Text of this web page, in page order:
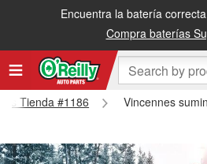
Encuentra la batería
Compra baterías
Tienda #1186
Vincennes